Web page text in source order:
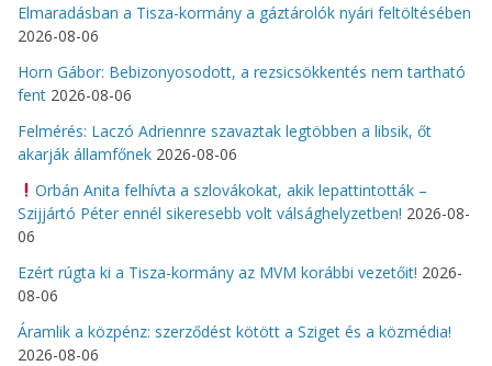
Elmaradásban a Tisza-kormány a gáztárolók nyári feltöltésében
2026-08-06
Horn Gábor: Bebizonyosodott, a rezsicsökkentés nem tartható
fent 2026-08-06
Felmérés: Laczó Adriennre szavaztak legtöbben a libsik, őt
akarják államfőnek 2026-08-06
Orbán Anita felhívta a szlovákokat, akik lepattintották –
Szijjártó Péter ennél sikeresebb volt válsághelyzetben! 2026-08-
06
Ezért rúgta ki a Tisza-kormány az MVM korábbi vezetőit! 2026-
08-06
Áramlik a közpénz: szerződést kötött a Sziget és a közmédia!
2026-08-06